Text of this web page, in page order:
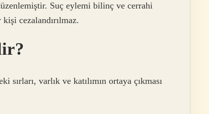
Suç eylemi bilinç ve cerrahi
cezalandırılmaz.
sırları, varlık ve katılımın ortaya çıkması